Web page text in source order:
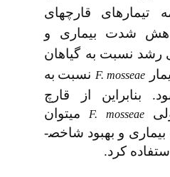
قارچ­های
شدت بیماری و
رشد نسبت به گیاهان
F. mosseaeنسبتبه
بنابراین از قارچ
F. mosseaeمی­توان
و بهبود شاخص­
کرد.